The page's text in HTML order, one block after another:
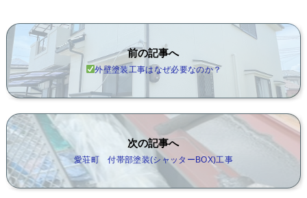
前の記事へ
外壁塗装工事はなぜ必要なのか？
次の記事へ
愛荘町 付帯部塗装(シャッターBOX)工事